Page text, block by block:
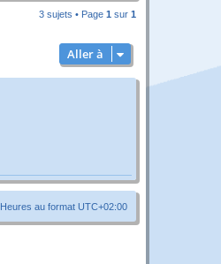
3 sujets • Page 1 sur 1
Aller à
Heures au format UTC+02:00